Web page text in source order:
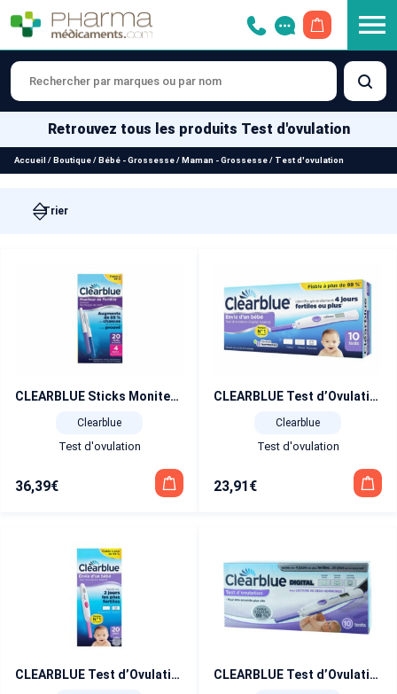
Retrouvez tous les produits Test d'ovulation
Accueil / Boutique/ Bébé - Grossesse/ Maman - Grossesse/ Test d'ovulation
CLEARBLUE Sticks Moniteur de Fertilité Avancé x 24
Clearblue
Test d'ovulation
36,39€
CLEARBLUE Test d’Ovulation Digital 1 Hormone (2 jours de fertilité) x 10
Clearblue
Test d'ovulation
23,91 €
CLEARBLUE Test d’Ovulation Digital 1 Hormone (2 jours de fertilité) x 20 CLEARBLUE Test d’Ovulation Digital Avancé 2 Hormones (4 jours de fertilité) x 10